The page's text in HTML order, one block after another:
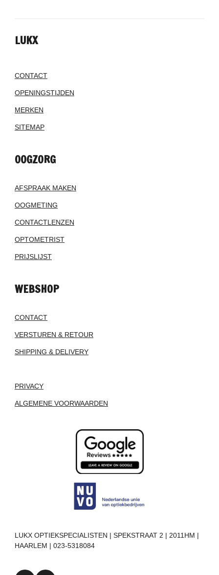
LUKX
CONTACT
OPENINGSTIJDEN
MERKEN
SITEMAP
OOGZORG
AFSPRAAK MAKEN
OOGMETING
CONTACTLENZEN
OPTOMETRIST
PRIJSLIJST
WEBSHOP
CONTACT
VERSTUREN & RETOUR
SHIPPING & DELIVERY
PRIVACY
ALGEMENE VOORWAARDEN
LUKX OPTIEKSPECIALISTEN | SPEKSTRAAT 2 | 2011HM |
HAARLEM | 023-5318084